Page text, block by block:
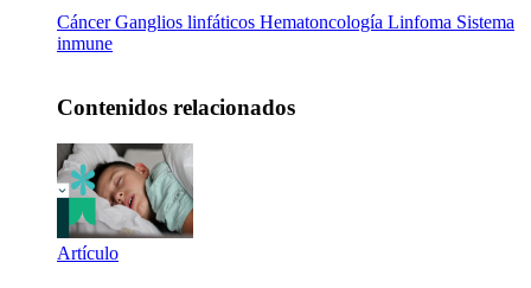
CáncerGanglios linfáticos Hematoncología Linfoma Sistema
inmune
Contenidos relacionados
Artículo